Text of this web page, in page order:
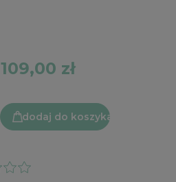
109,00 zł
dodaj do koszyka